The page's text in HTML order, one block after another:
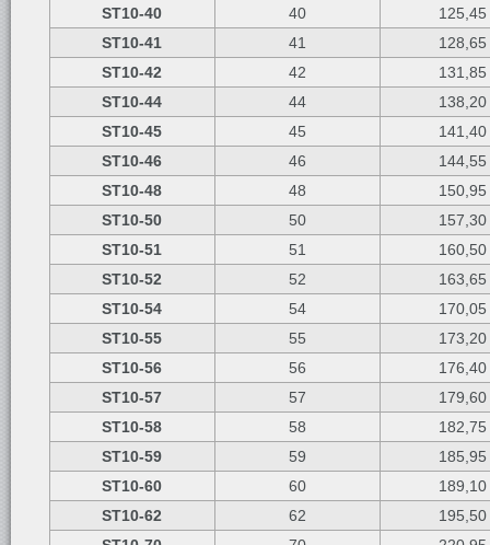
ST10-40
40
125,45
ST10-41
41
128,65
ST10-42
42
131,85
ST10-44
44
138,20
ST10-45
45
141,40
ST10-46
46
144,55
ST10-48
48
150,95
ST10-50
50
157,30
ST10-51
51
160,50
ST10-52
52
163,65
ST10-54
54
170,05
ST10-55
55
173,20
ST10-56
56
176,40
ST10-57
57
179,60
ST10-58
58
182,75
ST10-59
59
185,95
ST10-60
60
189,10
ST10-62
62
195,50